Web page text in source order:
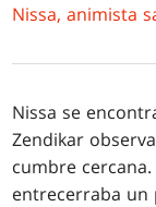
Nissa, animista
Nissa se
Zendikar
cumbre
entrecerraba un